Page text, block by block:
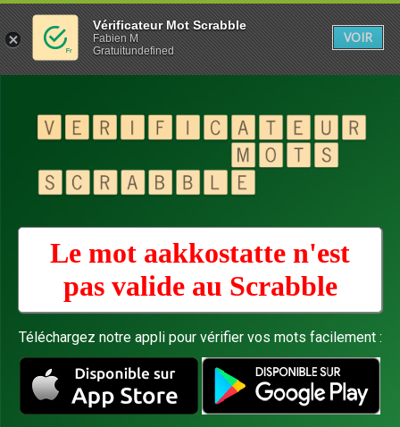
Le mot aakkostatte n'est
pas valide au Scrabble
Téléchargez notre appli pour vérifier vos mots facilement :
Vérificateur Mot Scrabble
Fabien M
Gratuitundefined
VOIR